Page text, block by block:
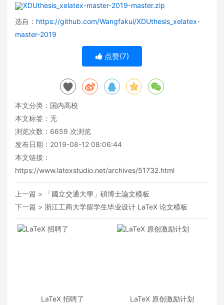
XDUthesis_xelatex-master-2019-master.zip
选自： https://github.com/Wangfakui/XDUthesis_xelatex-
master-2019
点赞(7)
本文分类： 国内高校
本文标签：无
浏览次数： 6659 次浏览
发布日期：2019-08-12 08:06:44
本文链接：
https://www.latexstudio.net/archives/51732.html
上一篇 >
「國立交通大學」碩博士論文模板
下一篇 > 浙江工商大学留学生毕业设计 LaTeX 论文模板
LaTeX 招聘了 LaTeX 原创激励计划